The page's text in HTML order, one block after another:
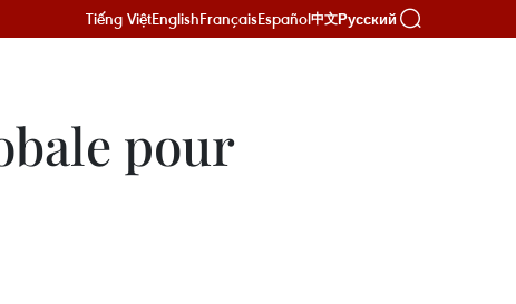
Tiếng ViệtEnglishFrançaisEspañol中文Русский
pour